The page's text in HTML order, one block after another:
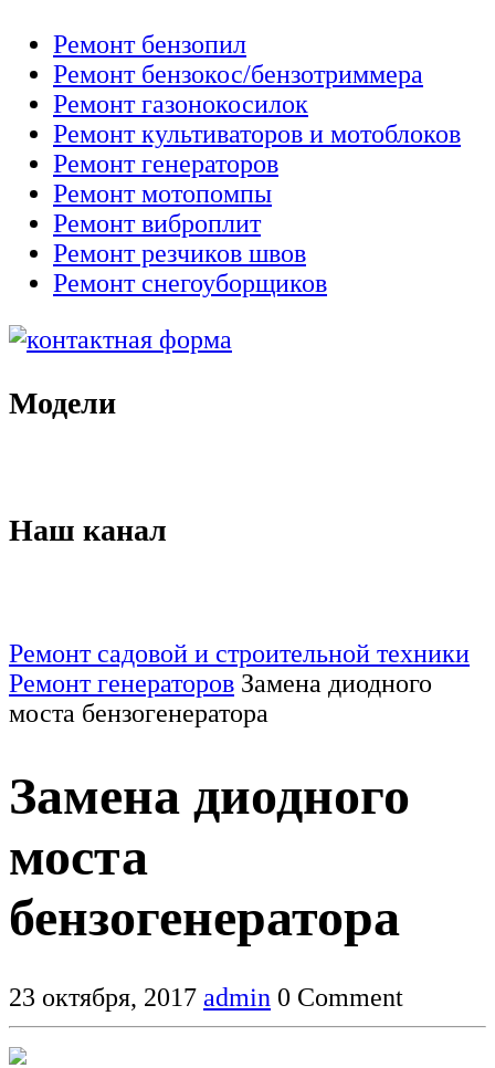
Ремонт бензопил
Ремонт бензокос/бензотриммера
Ремонт газонокосилок
Ремонт культиваторов и мотоблоков
Ремонт генераторов
Ремонт мотопомпы
Ремонт виброплит
Ремонт резчиков швов
Ремонт снегоуборщиков
Модели
Наш канал
Ремонт садовой и строительной техники
Ремонт генераторов Замена диодного
моста бензогенератора
Замена диодного
моста
бензогенератора
23 октября, 2017 admin 0 Comment